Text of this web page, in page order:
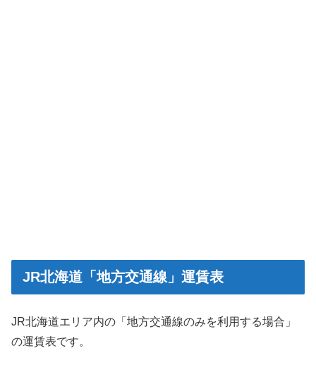
JR北海道「地方交通線」運賃表
JR北海道エリア内の「地方交通線のみを利用する場合」
の運賃表です。